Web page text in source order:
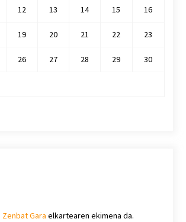
12 13 14 15 16
19 20 21 22 23
26 27 28 29 30
Zenbat Gara elkartearen ekimena da.